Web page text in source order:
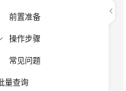
前置准备
操作步骤
常见问题
量查询